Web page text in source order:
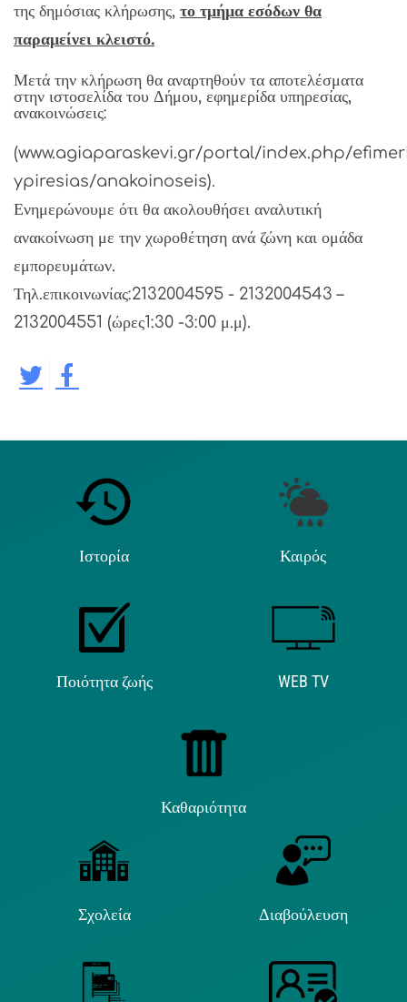
της δημόσιας κλήρωσης, το τμήμα εσόδων θα
παραμείνει κλειστό.
Μετά την κλήρωση θα αναρτηθούν τα αποτελέσματα
στην ιστοσελίδα του Δήμου, εφημερίδα υπηρεσίας,
ανακοινώσεις:
(www.agiaparaskevi.gr/portal/index.php/
ypiresias/anakoinoseis).
Ενημερώνουμε ότι θα ακολουθήσει αναλυτική
ανακοίνωση με την χωροθέτηση ανά ζώνη και ομάδα
εμπορευμάτων.
Τηλ.επικοινωνίας:2132004595 - 2132004543 –
2132004551 (ώρες1:30 -3:00 μ.μ).
Ιστορία Καιρός
Ποιότητα ζωής WEB TV
Καθαριότητα
Σχολεία Διαβούλευση